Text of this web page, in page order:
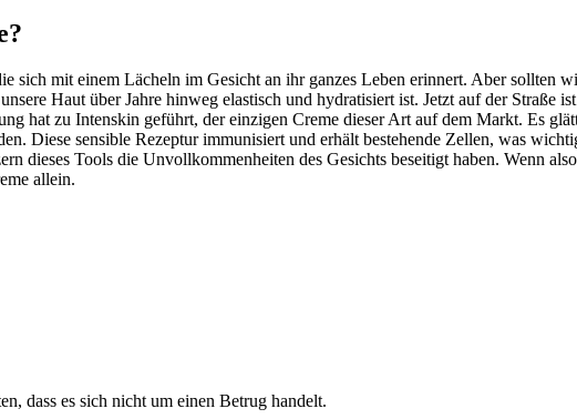
sich mit einem Lächeln im Gesicht an ihr ganzes Leben erinnert. Aber sollten
Haut über Jahre hinweg elastisch und hydratisiert ist. Jetzt auf der Straße
hat zu Intenskin geführt, der einzigen Creme dieser Art auf dem Markt. Es
Diese sensible Rezeptur immunisiert und erhält bestehende Zellen, was
dieses Tools die Unvollkommenheiten des Gesichts beseitigt haben. Wenn
allein.
dass es sich nicht um einen Betrug handelt.